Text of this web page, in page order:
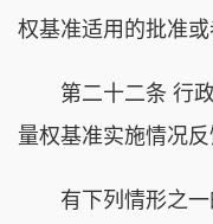
权基准适用的批准或
第二十二条 行政
量权基准实施情况
有下列情形之一